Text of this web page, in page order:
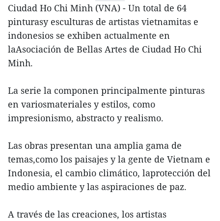
Ciudad Ho Chi Minh (VNA) - Un total de 64
pinturasy esculturas de artistas vietnamitas e
indonesios se exhiben actualmente en
laAsociación de Bellas Artes de Ciudad Ho Chi
Minh.
La serie la componen principalmente pinturas
en variosmateriales y estilos, como
impresionismo, abstracto y realismo.
Las obras presentan una amplia gama de
temas,como los paisajes y la gente de Vietnam e
Indonesia, el cambio climático, laprotección del
medio ambiente y las aspiraciones de paz.
A través de las creaciones, los artistas